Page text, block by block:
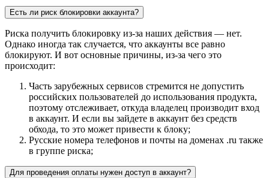
Есть ли риск блокировки аккаунта?
Риска получить блокировку из-за наших действия — нет.
Однако иногда так случается, что аккаунты все равно
блокируют. И вот основные причины, из-за чего это
происходит:
Часть зарубежных сервисов стремится не допустить
российских пользователей до использования продукта,
поэтому отслеживает, откуда владелец производит вход
в аккаунт. И если вы зайдете в аккаунт без средств
обхода, то это может привести к блоку;
Русские номера телефонов и почты на доменах .ru также
в группе риска;
Для проведения оплаты нужен доступ в аккаунт?